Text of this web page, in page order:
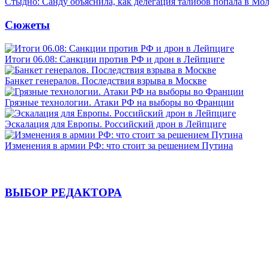
Сюжеты
Итоги 06.08: Санкции против РФ и дрон в Лейпциге
Банкет генералов. Последствия взрыва в Москве
Грязные технологии. Атаки РФ на выборы во Франции
Эскалация для Европы. Российский дрон в Лейпциге
Изменения в армии РФ: что стоит за решением Путина
ВЫБОР РЕДАКТОРА